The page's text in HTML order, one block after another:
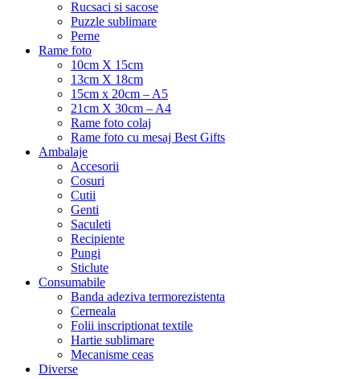
Rucsaci si sacose
Puzzle sublimare
Perne
Rame foto
10cm X 15cm
13cm X 18cm
15cm x 20cm – A5
21cm X 30cm – A4
Rame foto colaj
Rame foto cu mesaj Best Gifts
Ambalaje
Accesorii
Cosuri
Cutii
Genti
Saculeti
Recipiente
Pungi
Sticlute
Consumabile
Banda adeziva termorezistenta
Cerneala
Folii inscriptionat textile
Hartie sublimare
Mecanisme ceas
Diverse